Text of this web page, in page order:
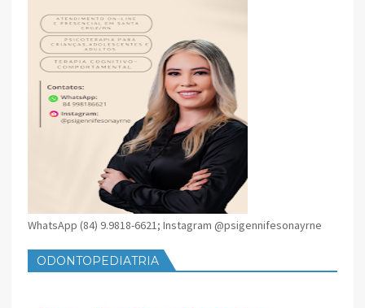
WhatsApp (84) 9.9818-6621; Instagram @psigennifesonayrne
ODONTOPEDIATRIA